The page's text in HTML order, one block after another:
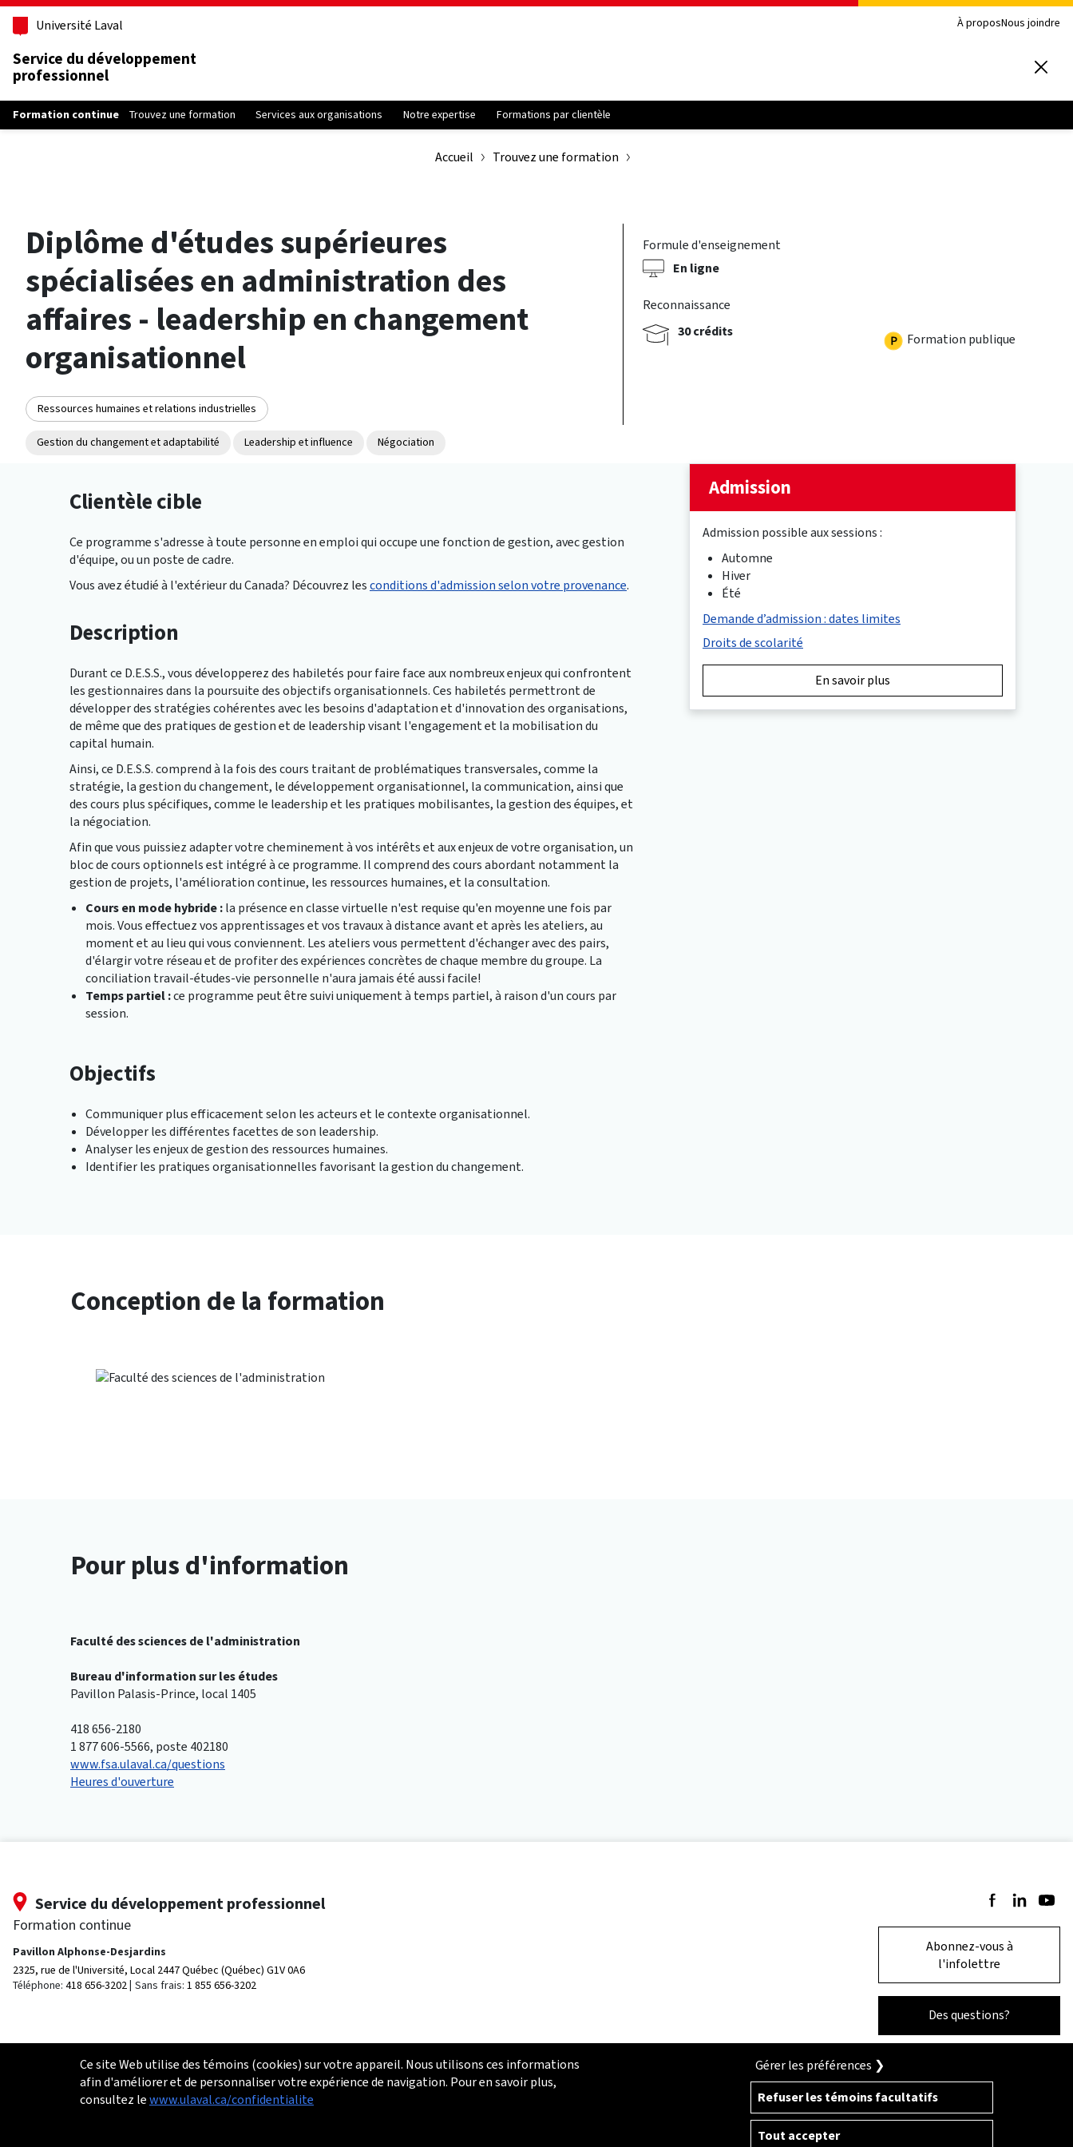
Aller au contenu principal
Université Laval
À proposNous joindre
Service du développement
professionnel
Formation continue Trouvez une formation Services aux organisations Notre expertise Formations par clientèle
Accueil Trouvez une formation
Diplôme d'études supérieures
spécialisées en administration des
affaires - leadership en changement
organisationnel
Ressources humaines et relations industrielles
Gestion du changement et adaptabilité Leadership et influence Négociation
Formule d'enseignement
En ligne
Reconnaissance
30 crédits
Formation publique
Clientèle cible
Ce programme s'adresse à toute personne en emploi qui occupe une fonction de gestion, avec gestion
d'équipe, ou un poste de cadre.
Vous avez étudié à l'extérieur du Canada? Découvrez lesconditions d'admission selon votre provenance.
Description
Durant ce D.E.S.S., vous développerez des habiletés pour faire face aux nombreux enjeux qui confrontent
les gestionnaires dans la poursuite des objectifs organisationnels. Ces habiletés permettront de
développer des stratégies cohérentes avec les besoins d'adaptation et d'innovation des organisations,
de même que des pratiques de gestion et de leadership visant l'engagement et la mobilisation du
capital humain.
Ainsi, ce D.E.S.S. comprend à la fois des cours traitant de problématiques transversales, comme la
stratégie, la gestion du changement, le développement organisationnel, la communication, ainsi que
des cours plus spécifiques, comme le leadership et les pratiques mobilisantes, la gestion des équipes, et
la négociation.
Afin que vous puissiez adapter votre cheminement à vos intérêts et aux enjeux de votre organisation, un
bloc de cours optionnels est intégré à ce programme. Il comprend des cours abordant notamment la
gestion de projets, l'amélioration continue, les ressources humaines, et la consultation.
Cours en mode hybride:la présence en classe virtuelle n'est requise qu'en moyenne une fois par
mois. Vous effectuez vos apprentissages et vos travaux à distance avant et après les ateliers, au
moment et au lieu qui vous conviennent. Les ateliers vous permettent d'échanger avec des pairs,
d'élargir votre réseau et de profiter des expériences concrètes de chaque membre du groupe. La
conciliation travail-études-vie personnelle n'aura jamais été aussi facile!
Temps partiel:ce programme peut être suivi uniquement à temps partiel, à raison d'un cours par
session.
Objectifs
Communiquer plus efficacement selon les acteurs et le contexte organisationnel.
Développer les différentes facettes de son leadership.
Analyser les enjeux de gestion des ressources humaines.
Identifier les pratiques organisationnelles favorisant la gestion du changement.
Conception de la formation
Pour plus d'information
Faculté des sciences de l'administration
Bureau d'information sur les études
Pavillon Palasis-Prince, local 1405
418 656-2180
1 877 606-5566, poste 402180
www.fsa.ulaval.ca/questions
Heures d'ouverture
Admission
Admission possible aux sessions :
Automne
Hiver
Été
Demande d’admission : dates limites
Droits de scolarité
En savoir plus
Service du développement professionnel
Formation continue
Pavillon Alphonse-Desjardins
2325, rue de l'Université, Local 2447Québec (Québec) G1V 0A6
Téléphone: 418 656-3202 Sans frais: 1 855 656-3202
Suivez-nous sur
Suivez-
Abonnez-vous à
l'infolettre
Des questions?
Ce site Web utilise des témoins (cookies) sur votre appareil. Nous utilisons ces informations
afin d'améliorer et de personnaliser votre expérience de navigation. Pour en savoir plus,
consultez lewww.ulaval.ca/confidentialite
Gérer les préférences ❯
Refuser les témoins facultatifs
Tout accepter